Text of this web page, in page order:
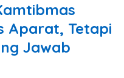
Aparat, Tetapi
Jawab